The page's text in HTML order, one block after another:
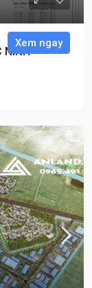
NINH
Xem ngay